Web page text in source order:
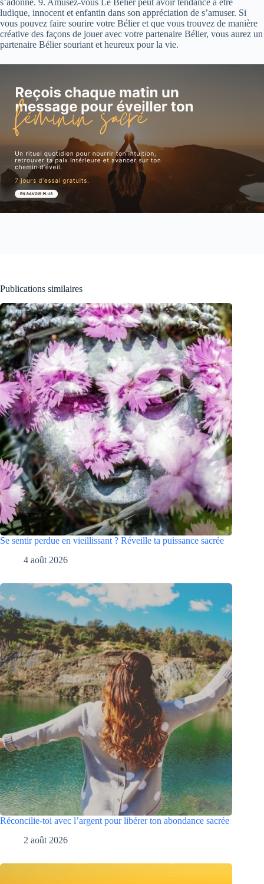
s’adonne. 9. Amusez-vous Le Bélier peut avoir tendance à être
ludique, innocent et enfantin dans son appréciation de s’amuser. Si
vous pouvez faire sourire votre Bélier et que vous trouvez de manière
créative des façons de jouer avec votre partenaire Bélier, vous aurez un
partenaire Bélier souriant et heureux pour la vie.
Publications similaires
Se sentir perdue en vieillissant ? Réveille ta puissance sacrée
4 août 2026
Réconcilie-toi avec l’argent pour libérer ton abondance sacrée
2 août 2026